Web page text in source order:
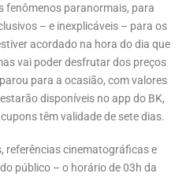
fenômenos paranormais, para
– e inexplicáveis – para os
acordado na hora do dia que
vai poder desfrutar dos preços
para a ocasião, com valores
disponíveis no app do BK,
têm validade de sete dias.
referências cinematográficas e
público – o horário de 03h da